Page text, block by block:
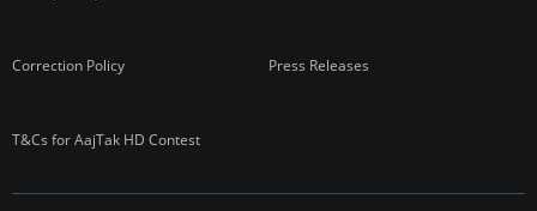
Correction Policy Press Releases
T&Cs for AajTak HD Contest